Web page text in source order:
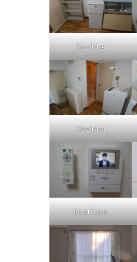
Cozinha
Cozinha
Interfone